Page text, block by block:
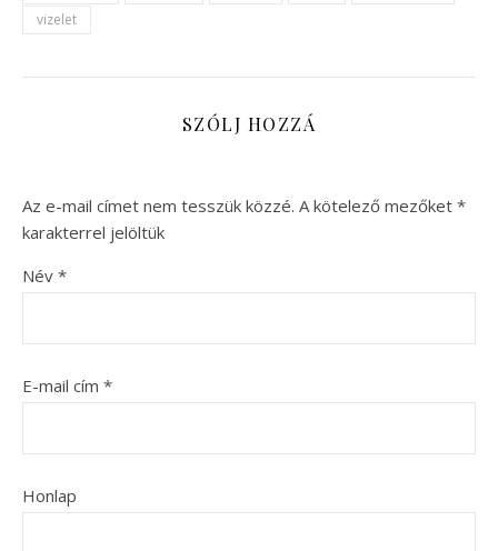
vizelet
SZÓLJ HOZZÁ
Az e-mail címet nem tesszük közzé. A kötelező mezőket *
karakterrel jelöltük
Név *
E-mail cím *
Honlap